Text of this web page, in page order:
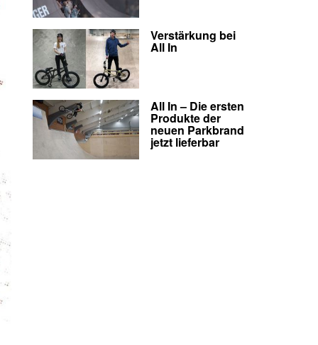
Verstärkung bei
All In
All In – Die ersten
Produkte der
neuen Parkbrand
jetzt lieferbar